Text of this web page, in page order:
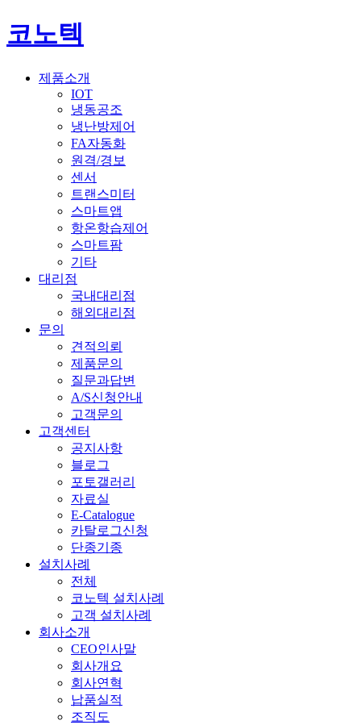
코노텍
제품소개
IOT
냉동공조
냉난방제어
FA자동화
원격/경보
센서
트랜스미터
스마트앱
항온항습제어
스마트팜
기타
대리점
국내대리점
해외대리점
문의
견적의뢰
제품문의
질문과답변
A/S신청안내
고객문의
고객센터
공지사항
블로그
포토갤러리
자료실
E-Catalogue
카탈로그신청
단종기종
설치사례
전체
코노텍 설치사례
고객 설치사례
회사소개
CEO인사말
회사개요
회사연혁
납품실적
조직도